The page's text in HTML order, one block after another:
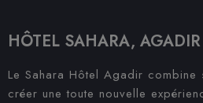
HÔTEL SAHARA, AGADIR
Le Sahara Hôtel Agadir
créer une toute nouvelle